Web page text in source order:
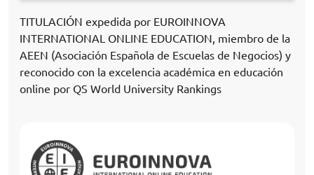
TITULACIÓN expedida por EUROINNOVA
INTERNATIONAL ONLINE EDUCATION, miembro de la
AEEN (Asociación Española de Escuelas de Negocios) y
reconocido con la excelencia académica en educación
online por QS World University Rankings